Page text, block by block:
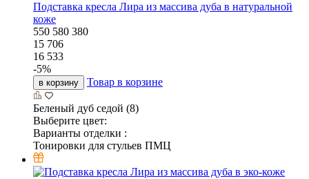
Подставка кресла Лира из массива дуба в натуральной
коже
550 580 380
15 706
16 533
-5%
в корзину Товар в корзине
Беленый дуб седой (8)
Выберите цвет:
Варианты отделки :
Тонировки для стульев ПМЦ